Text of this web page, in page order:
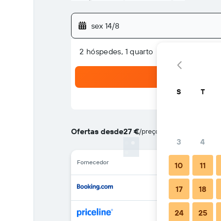
sex 14/8
2 hóspedes, 1 quarto
Ofertas desde27 €/preço por noite mais
Fornecedor
S T
3 4
10 11
17 18
24 25